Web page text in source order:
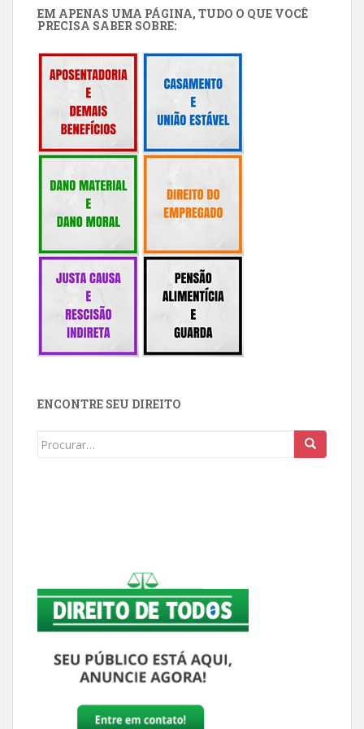
EM APENAS UMA PÁGINA, TUDO O QUE VOCÊ
PRECISA SABER SOBRE:
ENCONTRE SEU DIREITO
Buscar: